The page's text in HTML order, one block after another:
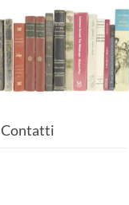
Contatti